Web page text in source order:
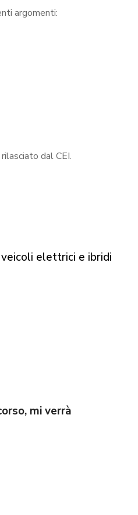
argomenti:
dal CEI.
elettrici e ibridi
mi verrà